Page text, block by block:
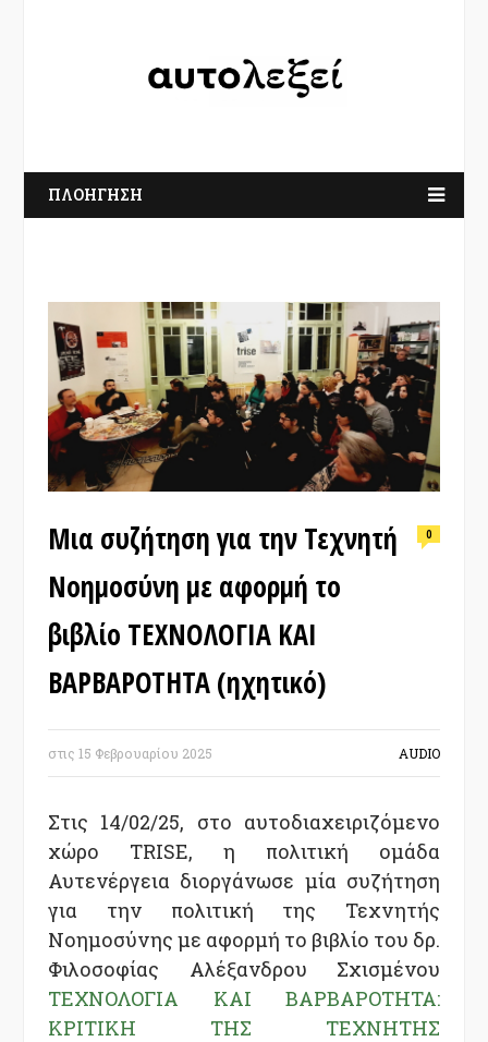
ΠΛΟΗΓΗΣΗ
Μια συζήτηση για την Τεχνητή
Νοημοσύνη με αφορμή το
βιβλίο ΤΕΧΝΟΛΟΓΙΑ ΚΑΙ
ΒΑΡΒΑΡΟΤΗΤΑ (ηχητικό)
0
στις 15 Φεβρουαρίου 2025 AUDIO
Στις 14/02/25, στο αυτοδιαχειριζόμενο
χώρο TRISE, η πολιτική ομάδα
Αυτενέργεια διοργάνωσε μία συζήτηση
για την πολιτική της Τεχνητής
Νοημοσύνης με αφορμή το βιβλίο του δρ.
Φιλοσοφίας Αλέξανδρου Σχισμένου
ΤΕΧΝΟΛΟΓΙΑ ΚΑΙ ΒΑΡΒΑΡΟΤΗΤΑ:
ΚΡΙΤΙΚΗ ΤΗΣ ΤΕΧΝΗΤΗΣ